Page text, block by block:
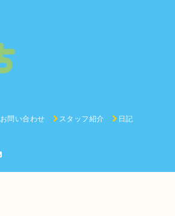
お問い合わせ スタッフ紹介 日記